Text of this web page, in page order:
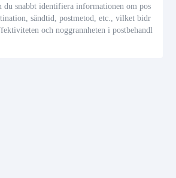
du snabbt identifiera informationen om pos
sändtid, postmetod, etc., vilket bidr
och noggrannheten i postbehandl